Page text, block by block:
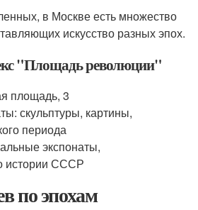
в Москве есть множество
искусство разных эпох.
"Площадь революции"
площадь, 3
скульптуры, картины,
периода
экспонаты,
истории СССР
по эпохам